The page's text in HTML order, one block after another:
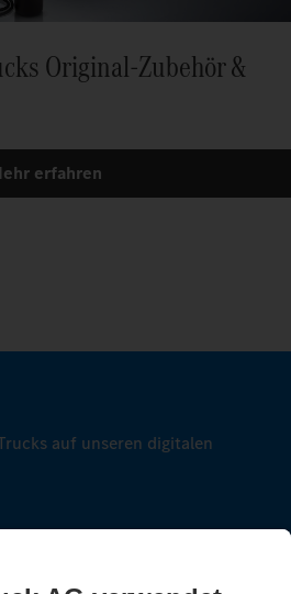
Original‑Zubehör &
erfahren
auf unseren digitalen